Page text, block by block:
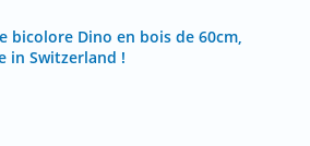
bicolore Dino en bois de 60cm,
in Switzerland !